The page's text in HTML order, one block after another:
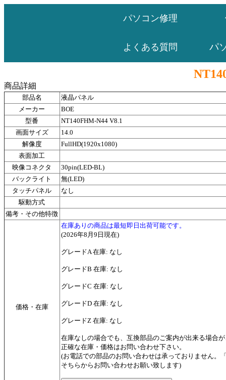
パソコン修理
よくある質問 パ
商品詳細
部品名
液晶パネル
メーカー
BOE
型番
NT140FHM-N44 V8.1
画面サイズ
14.0
解像度
FullHD(1920x1080)
表面加工
映像コネクタ
30pin(LED-BL)
バックライト
無(LED)
タッチパネル
なし
駆動方式
備考・その他特徴
価格・在庫
在庫ありの商品は最短即日出荷可能です。
(2026年8月9日現在)
グレードA 在庫: なし
グレードB 在庫: なし
グレードC 在庫: なし
グレードD 在庫: なし
グレードZ 在庫: なし
在庫なしの場合でも、互換部品のご案内が出来る場合
正確な在庫・価格はお問い合わせ下さい。
(お電話での部品のお問い合わせは承っておりません。
そちらからお問い合わせお願い致します)